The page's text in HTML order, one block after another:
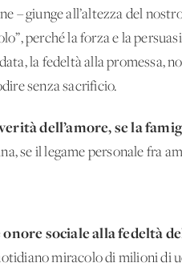
– giunge all’altezza del
perché la forza e la
la fedeltà alla promessa,
senza sacrificio.
dell’amore, se la
se il legame personale fra
sociale alla fedeltà
miracolo di milioni di